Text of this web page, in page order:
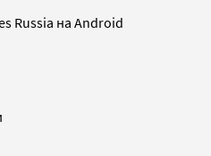
Russia на Android